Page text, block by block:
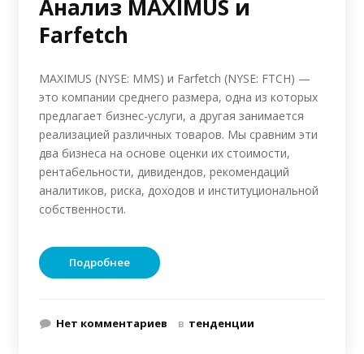
Анализ MAXIMUS и
Farfetch
MAXIMUS (NYSE: MMS) и Farfetch (NYSE: FTCH) —
это компании среднего размера, одна из которых
предлагает бизнес-услуги, а другая занимается
реализацией различных товаров. Мы сравним эти
два бизнеса на основе оценки их стоимости,
рентабельности, дивидендов, рекомендаций
аналитиков, риска, доходов и институциональной
собственности.
Подробнее
Нет комментариев в тенденции